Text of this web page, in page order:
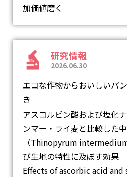
加価値磨く
研究情報
2026.06.30
エコな作物からおいしいパ
き ―
アスコルビン酸および塩化
ンマー・ライ麦と比較した
（Thinopyrum
び生地の特性に及ぼす効果
Effects of ascorbic acid